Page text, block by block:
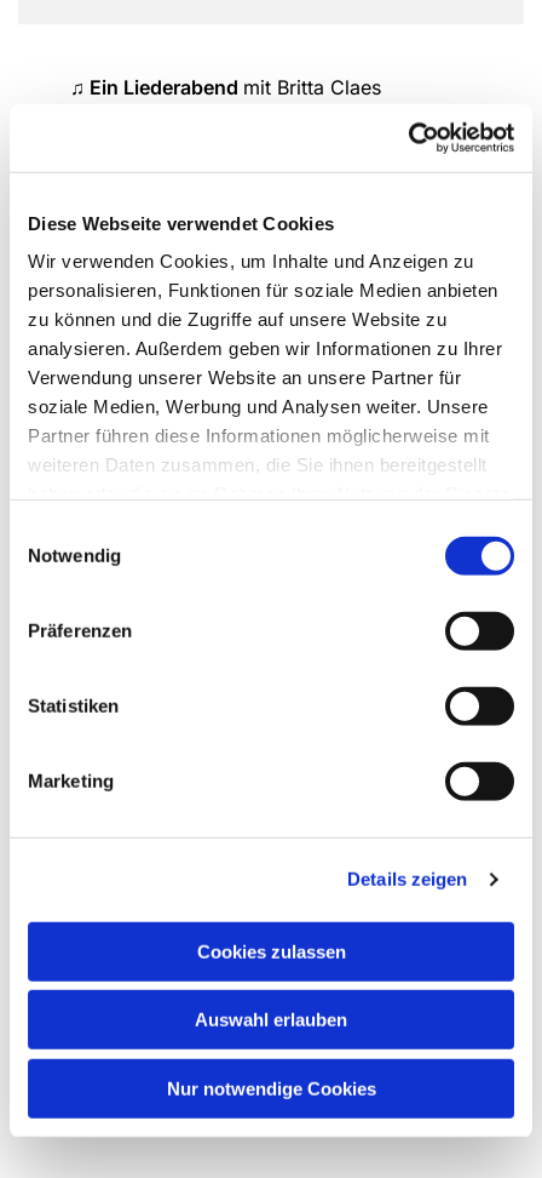
Diese Webseite verwendet Cookies
Wir verwenden Cookies, um Inhalte und Anzeigen zu
personalisieren, Funktionen für soziale Medien anbieten
zu können und die Zugriffe auf unsere Website zu
analysieren. Außerdem geben wir Informationen zu Ihrer
Verwendung unserer Website an unsere Partner für
soziale Medien, Werbung und Analysen weiter. Unsere
Partner führen diese Informationen möglicherweise mit
weiteren Daten zusammen, die Sie ihnen bereitgestellt
Notwendig
Präferenzen
Statistiken
Marketing
Details zeigen
Cookies zulassen
Auswahl erlauben
Nur notwendige Cookies
♫ Ein Liederabend mit Britta Claes
Neues und Bekanntes singen wir gemeinsam
Dies könnte Sie auch